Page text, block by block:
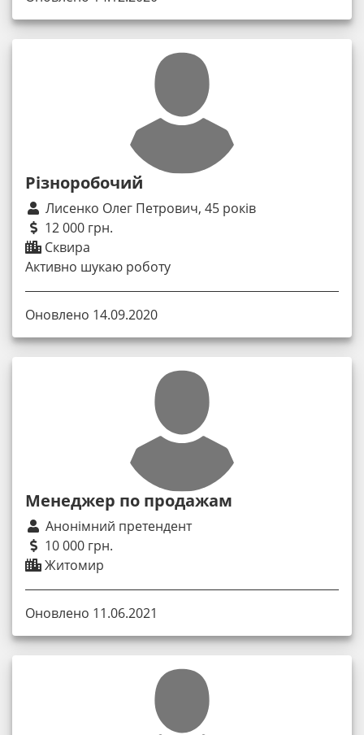
Різноробочий
Лисенко Олег Петрович, 45 років
12 000 грн.
Сквира
Активно шукаю роботу
Оновлено 14.09.2020
Менеджер по продажам
Анонімний претендент
10 000 грн.
Житомир
Оновлено 11.06.2021